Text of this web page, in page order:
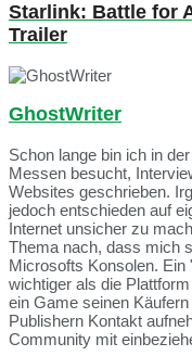
Starlink: Battle for
Trailer
GhostWriter
Schon lange bin ich in
Messen besucht,
Websites geschrieben.
jedoch entschieden auf
Internet unsicher zu
Thema nach, dass mich
Microsofts Konsolen. Ein
wichtiger als die
ein Game seinen
Publishern Kontakt
Community mit